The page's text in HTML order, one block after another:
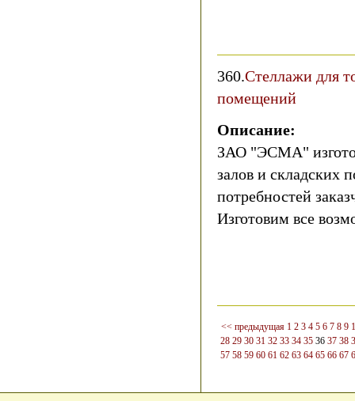
360.Стеллажи для
помещений
Описание:
ЗАО "ЭСМА"
залов и складских
потребностей
Изготовим все
<< предыдущая 1 2 3 4 5 6 7 8 9
28 29 30 31 32 33 34 35 36 37 38
57 58 59 60 61 62 63 64 65 66 67